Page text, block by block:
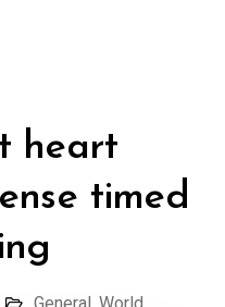
heart
timed